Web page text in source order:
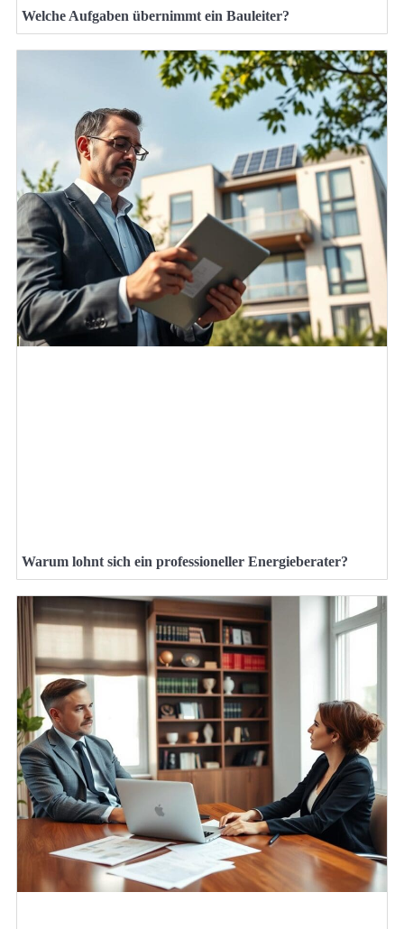
Welche Aufgaben übernimmt ein Bauleiter?
Warum lohnt sich ein professioneller Energieberater?